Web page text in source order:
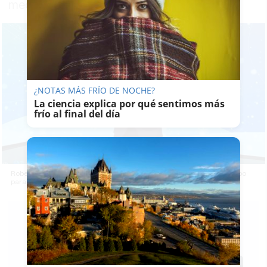
mediodía, y luego la noche será fría"
Roberto Brasero se arranca a rapear para dar la previsión del tiempo
para Fin de Año
L.
VELÁZQUEZ
29/12/2021Actualizado: 29/12/2021 - 15:41
Guardar 0
¿NOTAS MÁS FRÍO DE NOCHE?
La ciencia explica por qué sentimos más
frío al final del día